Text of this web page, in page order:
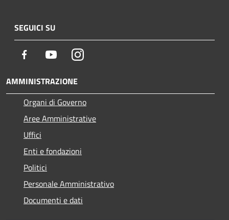
SEGUICI SU
Facebook YoutubeInstagram
AMMINISTRAZIONE
Organi di Governo
Aree Amministrative
Uffici
Enti e fondazioni
Politici
Personale Amministrativo
Documenti e dati